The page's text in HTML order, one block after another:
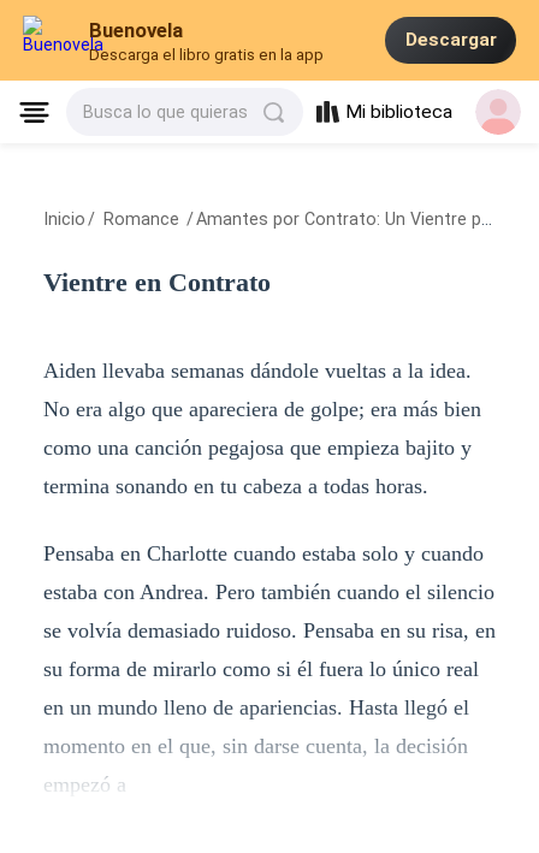
Buenovela
Descarga el libro gratis en la app
Descargar
Busca lo que quieras Mi biblioteca
Inicio / Romance /Amantes por Contrato: Un Vientre para el CEO
Vientre en Contrato
Aiden llevaba semanas dándole vueltas a la idea.
No era algo que apareciera de golpe; era más bien
como una canción pegajosa que empieza bajito y
termina sonando en tu cabeza a todas horas.
Pensaba en Charlotte cuando estaba solo y cuando
estaba con Andrea. Pero también cuando el silencio
se volvía demasiado ruidoso. Pensaba en su risa, en
su forma de mirarlo como si él fuera lo único real
en un mundo lleno de apariencias. Hasta llegó el
momento en el que, sin darse cuenta, la decisión
empezó a